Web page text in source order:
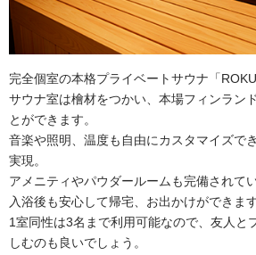
完全個室の本格プライベートサウナ「
サウナ室は檜材をつかい、本場フィンラン
とができます。
音楽や照明、温度も自由にカスタマイズで
実現。
アメニティやパウダールームも完備されて
入浴後も安心して帰宅、お出かけができま
1室同性は3名まで利用可能なので、友人と
しむのも良いでしょう。